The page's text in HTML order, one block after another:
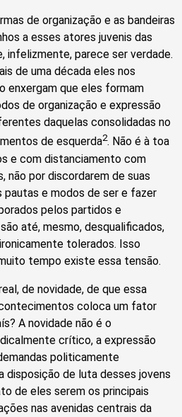
de organização e as bandeiras
a esses atores juvenis das
infelizmente, parece ser verdade.
de uma década eles nos
enxergam que eles formam
de organização e expressão
daquelas consolidadas no
de esquerda2. Não é à toa
e com distanciamento com
não por discordarem de suas
pautas e modos de ser e fazer
pelos partidos e
até, mesmo, desqualificados,
tolerados. Isso
tempo existe essa tensão.
de novidade, de que essa
coloca um fator
A novidade não é o
crítico, a expressão
politicamente
disposição de luta desses jovens
de eles serem os principais
nas avenidas centrais da